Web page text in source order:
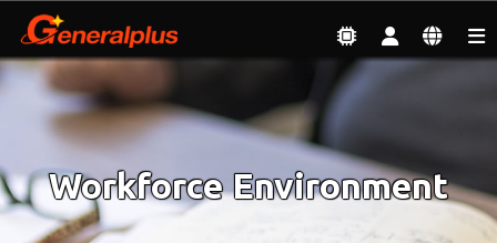
Sustainable Development | Workforce Environment
Workforce Environment